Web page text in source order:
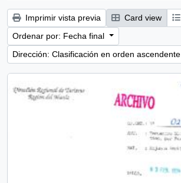
Imprimir vista previa Card view
Ordenar por: Fecha final
Dirección: Clasificación en orden ascendente